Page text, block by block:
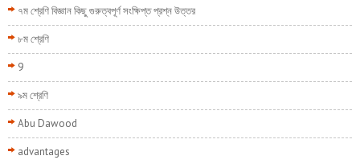
৭ম শ্রেণি বিজ্ঞান কিছু গুরুত্বপূর্ণ সংক্ষিপ্ত প্রশ্ন উত্তর
৮ম শ্রেণি
9
৯ম শ্রেণি
Abu Dawood
advantages